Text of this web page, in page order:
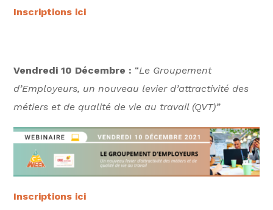
Inscriptions ici
Vendredi 10 Décembre : “Le Groupement
d’Employeurs, un nouveau levier d’attractivité des
métiers et de qualité de vie au travail (QVT)”
Inscriptions ici